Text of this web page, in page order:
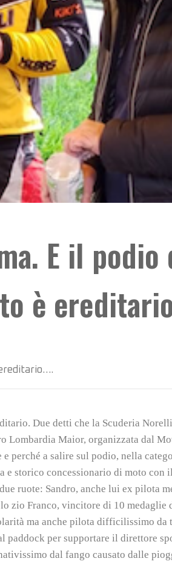
E il podio
è
Due detti che la Scuderia
Maior, organizzata dal
perché a salire sul podio, nella
storico concessionario di moto con
ruote: Sandro, anche lui ex pilota
Franco, vincitore di 10 medaglie
ma anche pilota difficilissimo da
paddock per supportare il direttore
dal fango causato dalle